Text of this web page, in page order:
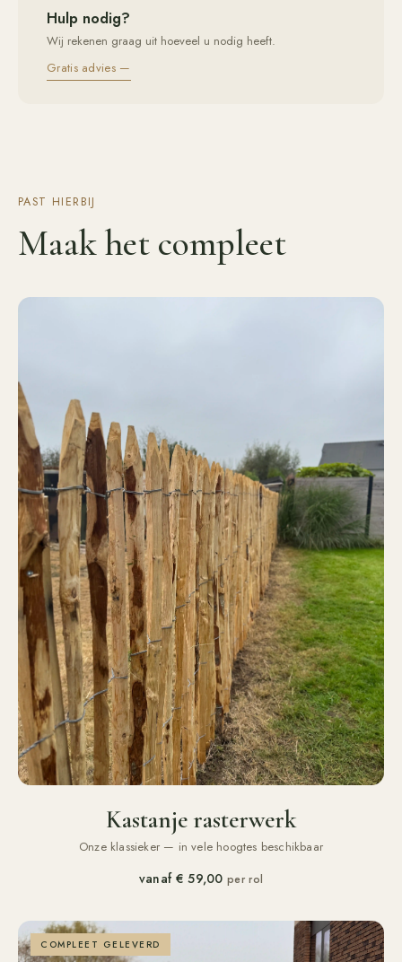
Hulp nodig?
Wij rekenen graag uit hoeveel u nodig heeft.
Gratis advies —
PAST HIERBIJ
Maak het compleet
Kastanje rasterwerk
Onze klassieker — in vele hoogtes beschikbaar
vanaf € 59,00 per rol
COMPLEET GELEVERD